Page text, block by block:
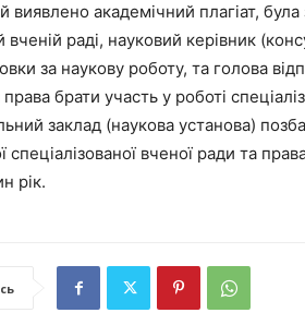
виявлено академічний плагіат,
вченій раді, науковий керівник
за наукову роботу, та голова
брати участь у роботі
заклад (наукова установа)
спеціалізованої вченої ради та
рік.